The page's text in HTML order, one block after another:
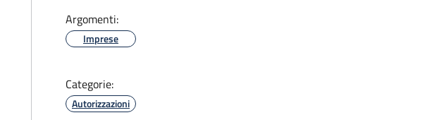
Argomenti:
Imprese
Categorie:
Autorizzazioni